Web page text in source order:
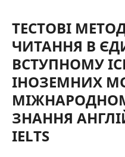
ТЕСТОВІ
ЧИТАННЯ В
ВСТУПНОМУ
ІНОЗЕМНИХ
ЗНАННЯ
IELTS